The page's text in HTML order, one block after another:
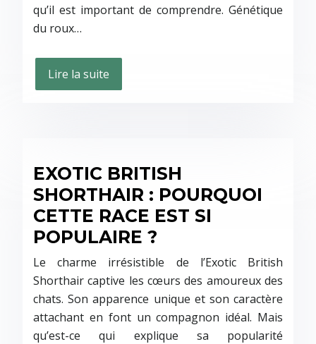
qu’il est important de comprendre. Génétique
du roux…
Lire la suite
EXOTIC BRITISH
SHORTHAIR : POURQUOI
CETTE RACE EST SI
POPULAIRE ?
Le charme irrésistible de l’Exotic British
Shorthair captive les cœurs des amoureux des
chats. Son apparence unique et son caractère
attachant en font un compagnon idéal. Mais
qu’est-ce qui explique sa popularité